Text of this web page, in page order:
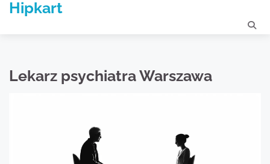
SkipHipkart
Lekarz psychiatra Warszawa